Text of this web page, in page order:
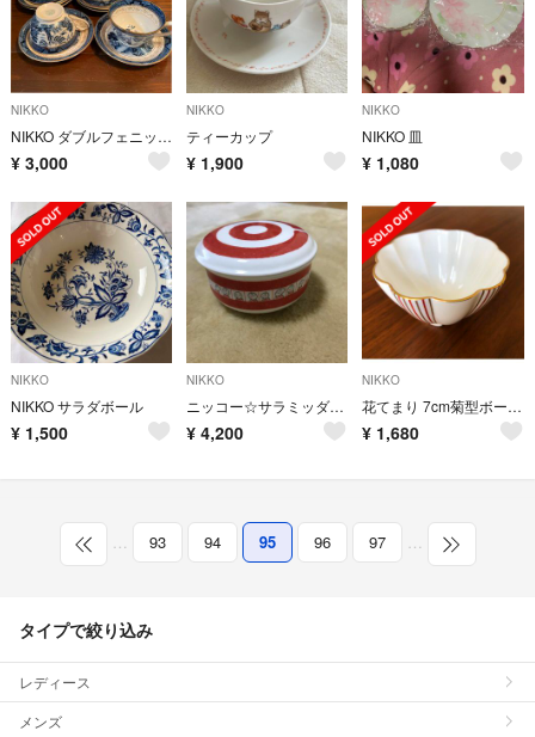
NIKKO
NIKKO ダブルフェニックス山水 カップ&ソーサー2客セット
¥ 3,000
NIKKO
ティーカップ
¥ 1,900
NIKKO
NIKKO 皿
¥ 1,080
NIKKO
NIKKO サラダボール
¥ 1,500
NIKKO
ニッコー☆サラミッダ☆三越☆キャンディボックス
¥ 4,200
NIKKO
花てまり 7cm菊型ボール 菊型小鉢
¥ 1,680
… 93 94 95 96 97 …
タイプで絞り込み
レディース
メンズ